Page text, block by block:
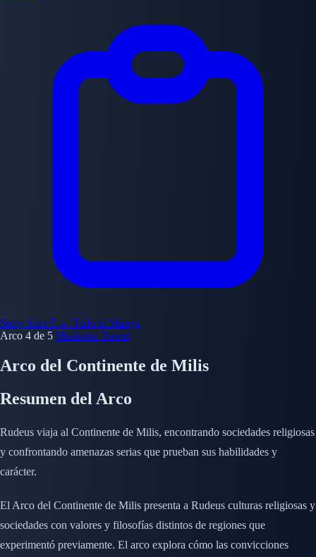
Story Arcs 5 ← Todo el Manga
Arco 4 de 5 Mushoku Tensei
Arco del Continente de Milis
Resumen del Arco
Rudeus viaja al Continente de Milis, encontrando sociedades religiosas
y confrontando amenazas serias que prueban sus habilidades y
carácter.
El Arco del Continente de Milis presenta a Rudeus culturas religiosas y
sociedades con valores y filosofías distintos de regiones que
experimentó previamente. El arco explora cómo las convicciones